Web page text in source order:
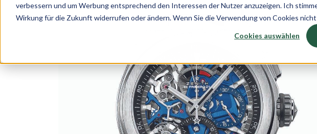
verbessern und um Werbung entsprechend den Interessen der Nutzer anzuzeigen. Ich
Wirkung für die Zukunft widerrufen oder ändern. Wenn Sie die Verwendung von Cookies
Cookies auswählen